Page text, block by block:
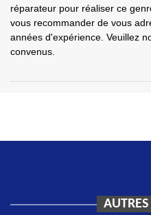
réparateur pour réaliser ce
vous recommander de vous
années d'expérience. Veuillez
convenus.
AUTRES